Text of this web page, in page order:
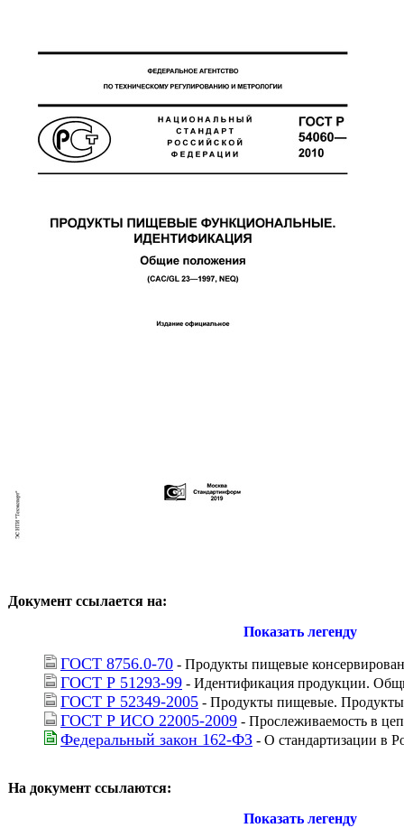
Документ ссылается на:
Показать легенду
ГОСТ 8756.0-70 - Продукты пищевые
ГОСТ Р 51293-99 - Идентификация продукции.
ГОСТ Р 52349-2005 - Продукты пищевые.
ГОСТ Р ИСО 22005-2009 - Прослеживаемость в
Федеральный закон 162-ФЗ - О стандартизации в
На документ ссылаются:
Показать легенду